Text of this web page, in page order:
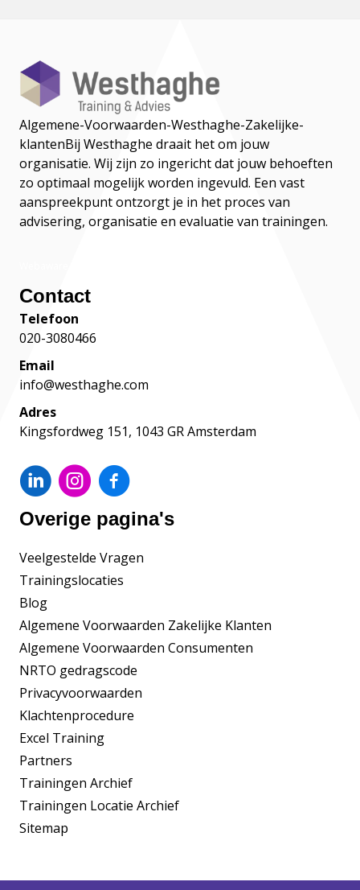
Algemene-Voorwaarden-Westhaghe-Zakelijke-
klantenBij Westhaghe draait het om jouw
organisatie. Wij zijn zo ingericht dat jouw behoeften
zo optimaal mogelijk worden ingevuld. Een vast
aanspreekpunt ontzorgt je in het proces van
advisering, organisatie en evaluatie van trainingen.
Contact
Telefoon
020-3080466
Email
info@westhaghe.com
Adres
Kingsfordweg 151, 1043 GR Amsterdam
Overige pagina's
Veelgestelde Vragen
Trainingslocaties
Blog
Algemene Voorwaarden Zakelijke Klanten
Algemene Voorwaarden Consumenten
NRTO gedragscode
Privacyvoorwaarden
Klachtenprocedure
Excel Training
Partners
Trainingen Archief
Trainingen Locatie Archief
Sitemap